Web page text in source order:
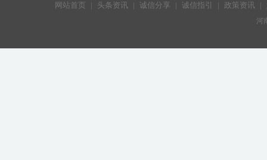
网站首页 | 头条资讯 | 诚信分享 | 诚信指引 | 政策资讯 |
河